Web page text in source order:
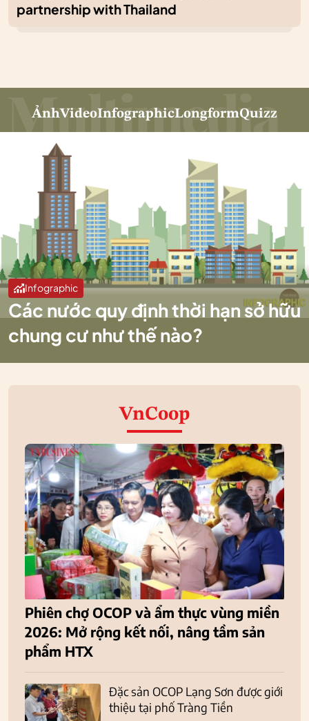
partnership with Thailand
ẢnhVideoInfographicLongformQuizz
Infographic
Các nước quy định thời hạn sở hữu
chung cư như thế nào?
VnCoop
Phiên chợ OCOP và ẩm thực vùng miền
2026: Mở rộng kết nối, nâng tầm sản
phẩm HTX
Đặc sản OCOP Lạng Sơn được giới
thiệu tại phố Tràng Tiền